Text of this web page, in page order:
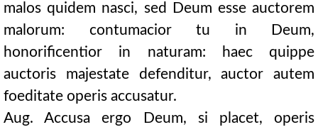
malos quidem nasci, sed Deum esse auctorem
malorum: contumacior tu in Deum,
honorificentior in naturam: haec quippe
auctoris majestate defenditur, auctor autem
foeditate operis accusatur.
Aug. Accusa ergo Deum, si placet, operis